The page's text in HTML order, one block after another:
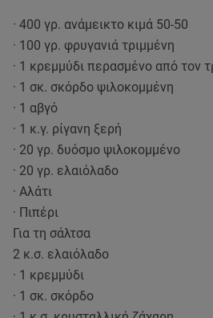
· 400 γρ. ανάμεικτο κιμά 50-50
· 100 γρ. φρυγανιά τριμμένη
· 1 κρεμμύδι περασμένο από τον
· 1 σκ. σκόρδο ψιλοκομμένη
· 1 αβγό
· 1 κ.γ. ρίγανη ξερή
· 20 γρ. δυόσμο ψιλοκομμένο
· 20 γρ. ελαιόλαδο
· Αλάτι
· Πιπέρι
Για τη σάλτσα
2 κ.σ. ελαιόλαδο
· 1 κρεμμύδι
· 1 σκ. σκόρδο